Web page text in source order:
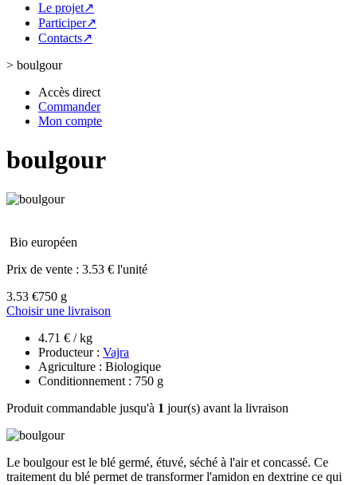
Le projet↗
Participer↗
Contacts↗
> boulgour
Accès direct
Commander
Mon compte
boulgour
Bio européen
Prix de vente : 3.53 € l'unité
3.53 €750 g
Choisir une livraison
4.71 € / kg
Producteur : Vajra
Agriculture : Biologique
Conditionnement : 750 g
Produit commandable jusqu'à 1 jour(s) avant la livraison
Le boulgour est le blé germé, étuvé, séché à l'air et concassé. Ce
traitement du blé permet de transformer l'amidon en dextrine ce qui